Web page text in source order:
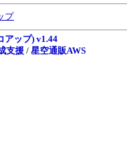
プ
アップ) v1.44
支援/ 星空通販AWS